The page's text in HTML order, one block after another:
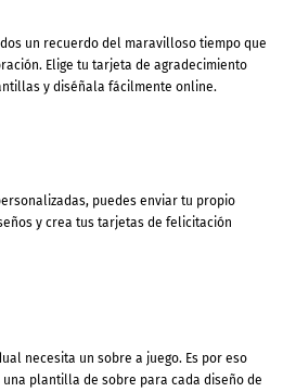
un recuerdo del maravilloso tiempo que
Elige tu tarjeta de agradecimiento
y diséñala fácilmente online.
puedes enviar tu propio
y crea tus tarjetas de felicitación
necesita un sobre a juego. Es por eso
plantilla de sobre para cada diseño de